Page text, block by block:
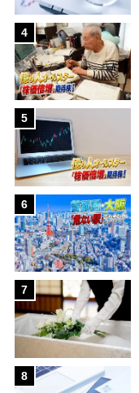
4
5
6
7
8